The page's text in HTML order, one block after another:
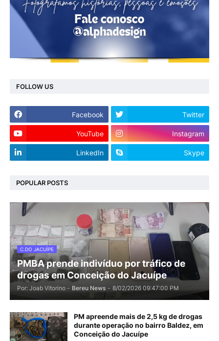
FOLLOW US
Facebook Twitter
YouTube Instagram
LinkedIn Skype
POPULAR POSTS
C.DO JACUÍPE
PMBA prende indivíduo por tráfico de
drogas em Conceição do Jacuípe
Por: Joab Vitorino - Bereu News - 8/02/2026 09:47:00 PM
PM apreende mais de 2,5 kg de drogas
durante operação no bairro Baldez, em
Conceição do Jacuípe